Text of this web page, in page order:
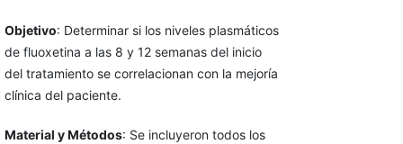
Objetivo: Determinar si los niveles plasmáticos
de fluoxetina a las 8 y 12 semanas del inicio
del tratamiento se correlacionan con la mejoría
clínica del paciente.
Material y Métodos: Se incluyeron todos los